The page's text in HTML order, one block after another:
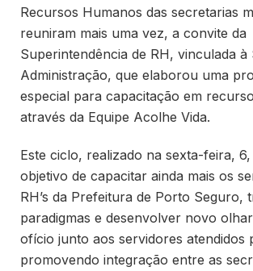
Recursos Humanos das secretarias
reuniram mais uma vez, a convite da
Superintendência de RH, vinculada à
Administração, que elaborou uma
especial para capacitação em
através da Equipe Acolhe Vida.
Este ciclo, realizado na sexta-feira,
objetivo de capacitar ainda mais os
RH’s da Prefeitura de Porto Seguro,
paradigmas e desenvolver novo
ofício junto aos servidores atendidos
promovendo integração entre as